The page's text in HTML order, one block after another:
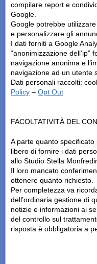
compilare report e
Google.
Google potrebbe
e personalizzare gli
I dati forniti a Google
“anonimizzazione
navigazione anonima e
navigazione ad un utente
Dati personali raccolti:
Policy – Opt Out
FACOLTATIVITÀ DEL
A parte quanto specificato
libero di fornire i dati
allo Studio Stella
Il loro mancato
ottenere quanto richiesto.
Per completezza va
dell’ordinaria gestione di
notizie e informazioni ai
del controllo sul
risposta è obbligatoria a